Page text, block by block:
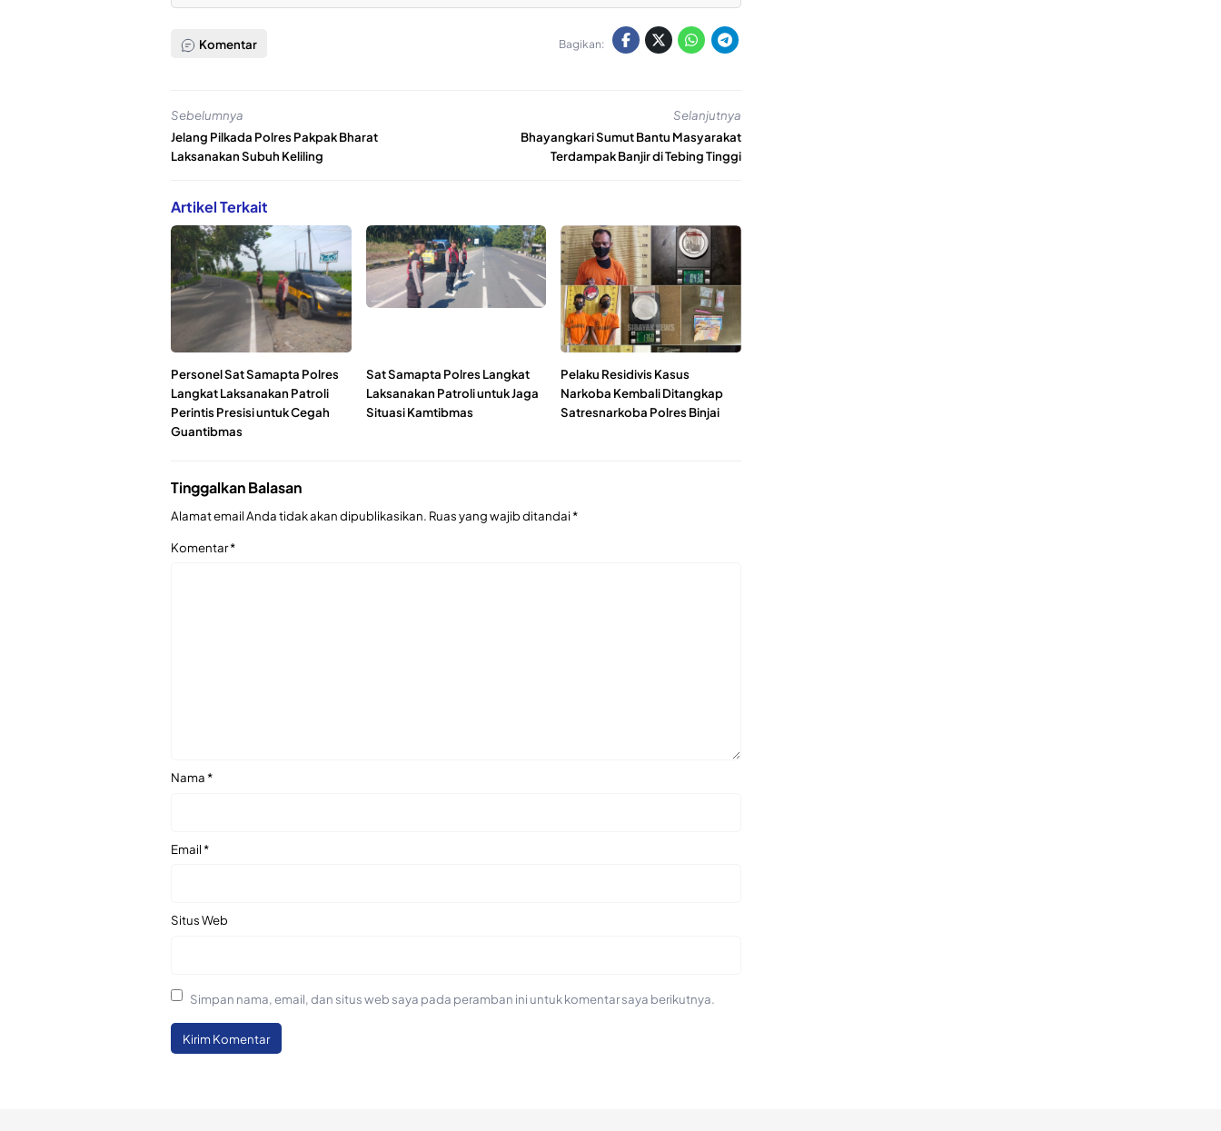
Komentar Bagikan:
Sebelumnya
Jelang Pilkada Polres Pakpak Bharat
Laksanakan Subuh Keliling
Selanjutnya
Bhayangkari Sumut Bantu Masyarakat
Terdampak Banjir di Tebing Tinggi
Artikel Terkait
Personel Sat Samapta Polres
Langkat Laksanakan Patroli
Perintis Presisi untuk Cegah
Guantibmas
Sat Samapta Polres Langkat
Laksanakan Patroli untuk Jaga
Situasi Kamtibmas
Pelaku Residivis Kasus
Narkoba Kembali Ditangkap
Satresnarkoba Polres Binjai
Tinggalkan Balasan
Alamat email Anda tidak akan dipublikasikan. Ruas yang wajib ditandai*
Komentar*
Nama*
Email*
Situs Web
Simpan nama, email, dan situs web saya pada peramban ini untuk komentar saya berikutnya.